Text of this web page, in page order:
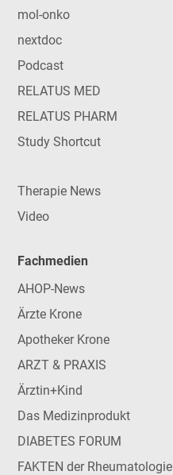
mol-onko
nextdoc
Podcast
RELATUS MED
RELATUS PHARM
Study Shortcut
Therapie News
Video
Fachmedien
AHOP-News
Ärzte Krone
Apotheker Krone
ARZT & PRAXIS
Ärztin+Kind
Das Medizinprodukt
DIABETES FORUM
FAKTEN der Rheumatologie